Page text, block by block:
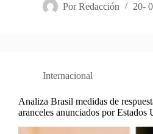
Por Redacción 20-
Internacional
Analiza Brasil medidas de
aranceles anunciados por Estados